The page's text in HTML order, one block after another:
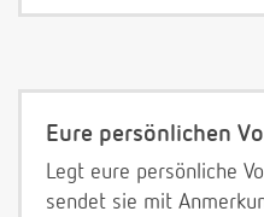
Eure persönlichen
Legt eure persönliche
sendet sie mit